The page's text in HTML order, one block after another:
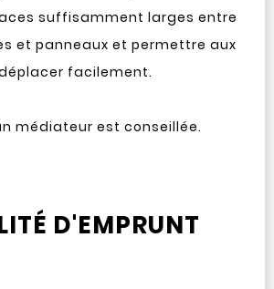
suffisamment larges entre
et panneaux et permettre aux
facilement.
médiateur est conseillée.
D'EMPRUNT